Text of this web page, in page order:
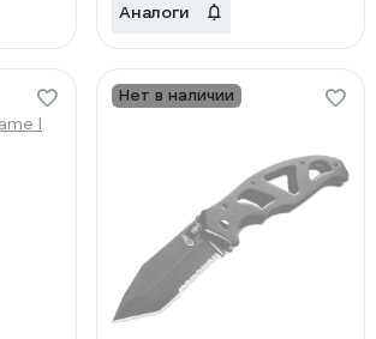
Аналоги
Нет в наличии